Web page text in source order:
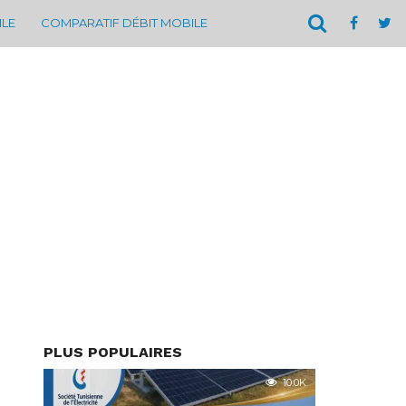
COMPARATIF DÉBIT MOBILE
PLUS POPULAIRES
10.0K